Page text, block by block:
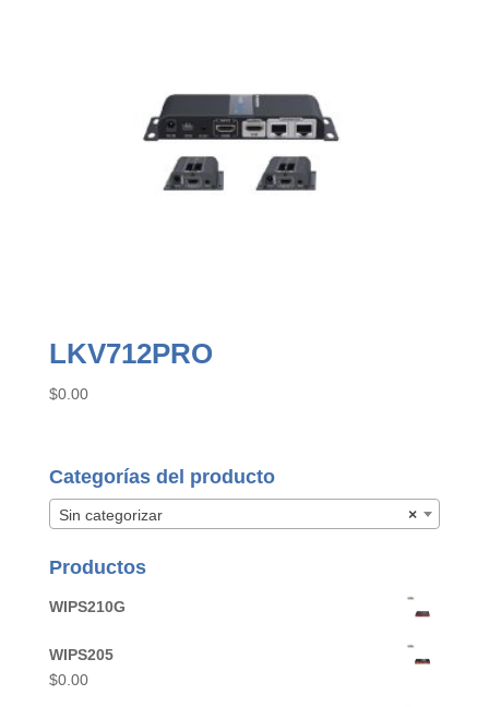
LKV712PRO
$0.00
Categorías del producto
×
Sin categorizar
Productos
WIPS210G
WIPS205
$0.00